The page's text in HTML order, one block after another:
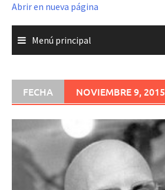
Abrir en nueva página
Menú principal
FECHA NOVIEMBRE 9, 2015